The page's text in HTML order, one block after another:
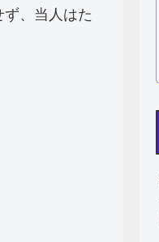
、当人はた